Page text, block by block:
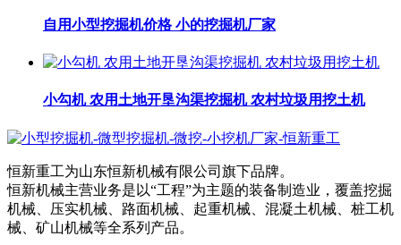
自用小型挖掘机价格 小的挖掘机厂家
小勾机 农用土地开垦沟渠挖掘机 农村垃圾用挖土机
恒新重工为山东恒新机械有限公司旗下品牌。
恒新机械主营业务是以“工程”为主题的装备制造业，覆盖挖掘
机械、压实机械、路面机械、起重机械、混凝土机械、桩工机
械、矿山机械等全系列产品。